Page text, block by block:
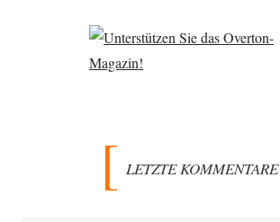
LETZTE KOMMENTARE